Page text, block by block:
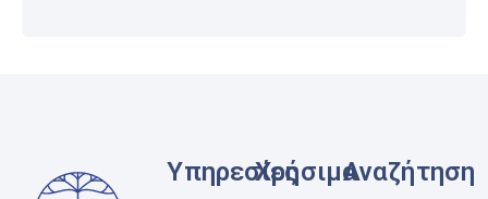
ΥπηρεσίεςΧρήσιμαΑναζήτηση